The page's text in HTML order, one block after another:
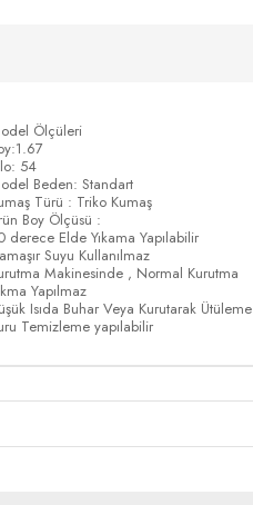
Ölçüleri
54
Beden: Standart
Türü : Triko Kumaş
Boy Ölçüsü :
derece Elde Yıkama Yapılabilir
Suyu Kullanılmaz
Makinesinde , Normal Kurutma
Yapılmaz
Isıda Buhar Veya Kurutarak Ütüleme
Temizleme yapılabilir